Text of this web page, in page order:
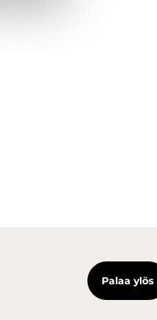
Palaa ylös